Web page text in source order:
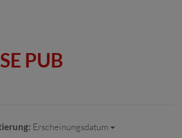
PUB
Erscheinungsdatum